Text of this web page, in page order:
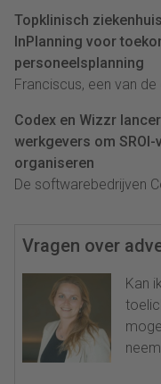
Topklinisch
InPlanning voor
personeelsplanning
Franciscus, een van
Codex en Wizzr
werkgevers om
organiseren
De softwarebedrijven
Vragen over
Kan